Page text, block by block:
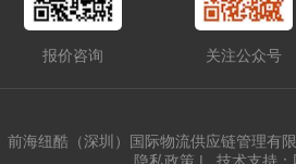
报价咨询 关注公众号
前海纽酷（深圳）国际物流供应链管理有
隐私政策 | 技术支持